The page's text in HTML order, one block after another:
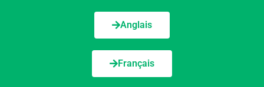
Anglais
Français